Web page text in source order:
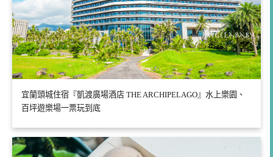
宜蘭頭城住宿『凱渡廣場酒店 THE ARCHIPELAGO』水上樂園、
百坪遊樂場一票玩到底